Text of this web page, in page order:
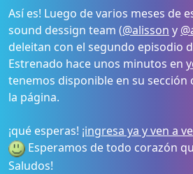
Así es! Luego de varios meses de
sound dessign team (@alisson y
deleitan con el segundo episodio
Estrenado hace unos minutos en
tenemos disponible en su
la página.
¡qué esperas! ¡ingresa ya y ven a
Esperamos de todo corazón
Saludos!